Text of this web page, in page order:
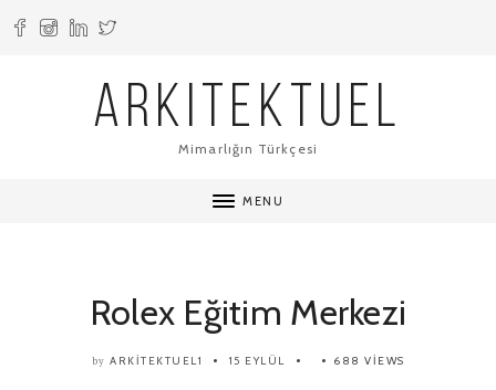
ARKITEKTUEL
Mimarlığın Türkçesi
MENU
Rolex Eğitim Merkezi
by ARKITEKTUEL1 15 EYLÜL 688 VIEWS